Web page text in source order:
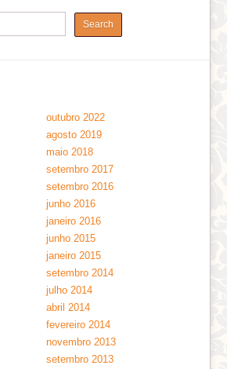
outubro 2022
agosto 2019
maio 2018
setembro 2017
setembro 2016
junho 2016
janeiro 2016
junho 2015
janeiro 2015
setembro 2014
julho 2014
abril 2014
fevereiro 2014
novembro 2013
setembro 2013